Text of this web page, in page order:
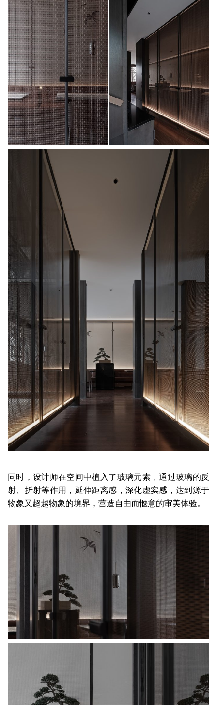
同时，设计师在空间中植入了玻璃元素，通过玻璃的反
射、折射等作用，延伸距离感，深化虚实感，达到源于
物象又超越物象的境界，营造自由而惬意的审美体验。